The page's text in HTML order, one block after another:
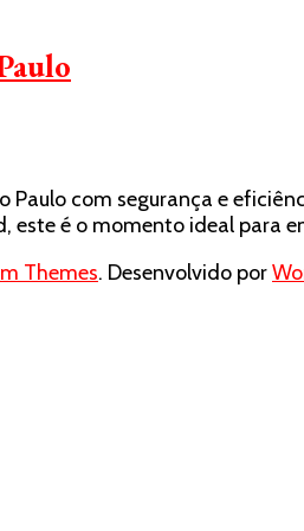
com segurança e
é o momento ideal para
Themes. Desenvolvido por